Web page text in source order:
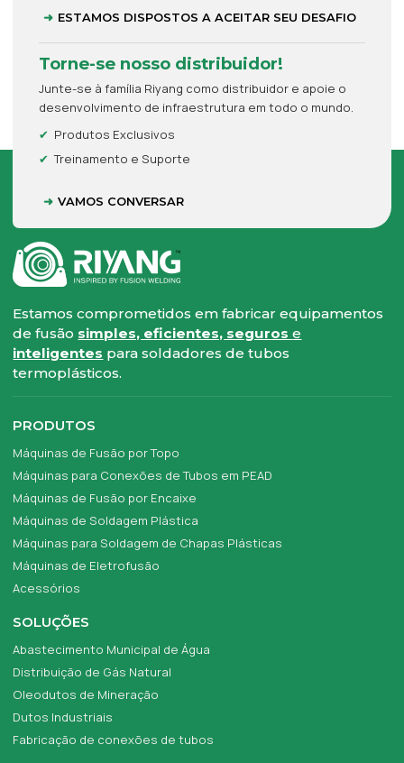
ESTAMOS DISPOSTOS A ACEITAR SEU DESAFIO
Torne-se nosso distribuidor!
Junte-se à família Riyang como distribuidor e apoie o
desenvolvimento de infraestrutura em todo o mundo.
Produtos Exclusivos
Treinamento e Suporte
VAMOS CONVERSAR
Estamos comprometidos em fabricar equipamentos
de fusão simples, eficientes, segurose
inteligentes para soldadores de tubos
termoplásticos.
PRODUTOS
Máquinas de Fusão por Topo
Máquinas para Conexões de Tubos em PEAD
Máquinas de Fusão por Encaixe
Máquinas de Soldagem Plástica
Máquinas para Soldagem de Chapas Plásticas
Máquinas de Eletrofusão
Acessórios
SOLUÇÕES
Abastecimento Municipal de Água
Distribuição de Gás Natural
Oleodutos de Mineração
Dutos Industriais
Fabricação de conexões de tubos